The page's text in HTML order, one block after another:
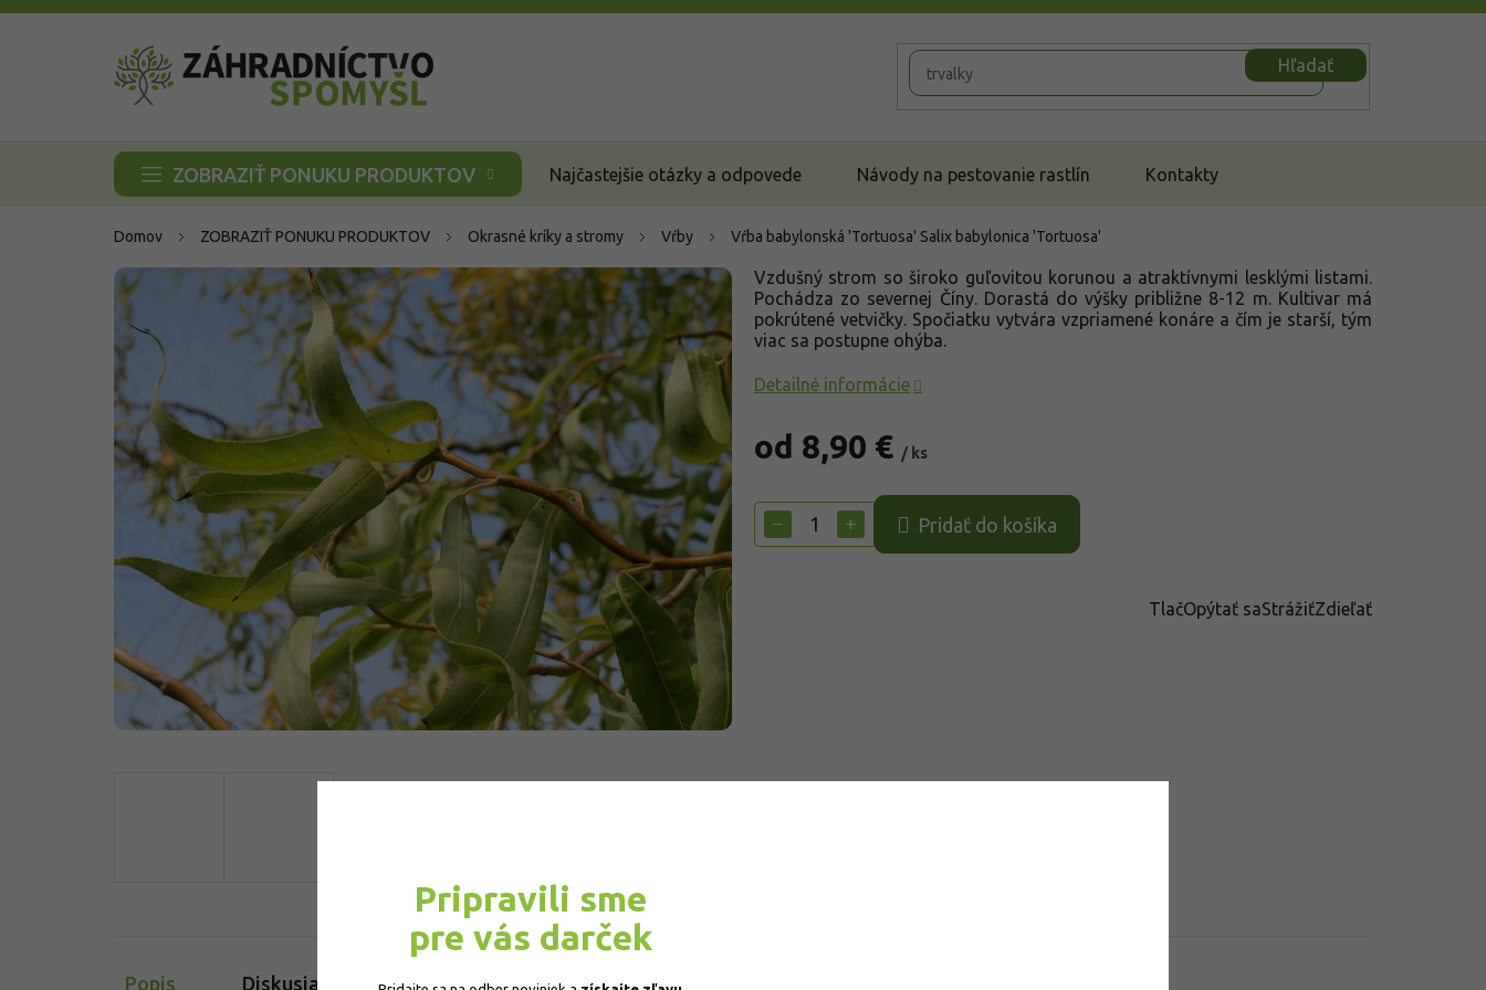
Prejsť
Hľadať
ZOBRAZIŤ PONUKU PRODUKTOV Najčastejšie otázky a odpovede Návody na pestovanie rastlín Kontakty
Domov ZOBRAZIŤ PONUKU PRODUKTOV Okrasné kríky a stromy Vŕby Vŕba babylonská 'Tortuosa' Salix babylonica 'Tortuosa'
od 8,90 € / ks
cena:
+
− Pridať do košíka
Vzdušný strom so široko guľovitou korunou a atraktívnymi lesklými listami.
Pochádza zo severnej Číny. Dorastá do výšky približne 8-12 m. Kultivar má
pokrútené vetvičky. Spočiatku vytvára vzpriamené konáre a čím je starší, tým
viac sa postupne ohýba.
Detailné informácie
TlačOpýtať saStrážiťZdieľať
Popis Diskusia
Pripravili sme
pre vás darček